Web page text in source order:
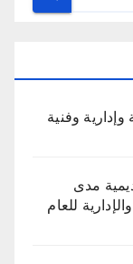
وفنية
مدى
للعام